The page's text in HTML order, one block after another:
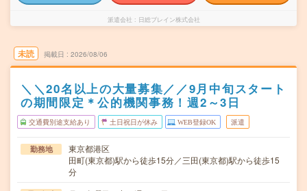
派遣会社 日総ブレイン株式会社
未読 掲載日 2026/08/06
＼＼20名以上の大量募集／／9月中旬スタート
の期間限定＊公的機関事務！週2～3日
交通費別途支給あり 土日祝日が休み WEB登録OK 派遣
勤務地
東京都港区
田町(東京都)駅から徒歩15分／三田(東京都)駅から徒歩15
分